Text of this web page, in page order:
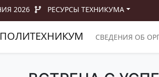
2026 РЕСУРСЫ ТЕХНИКУМА
СВЕДЕНИЯ ОБ